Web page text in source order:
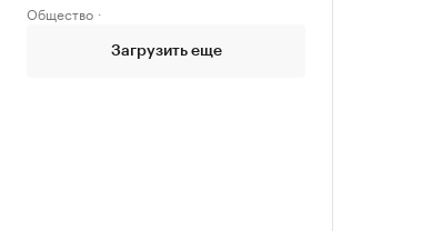
Общество
Загрузить еще